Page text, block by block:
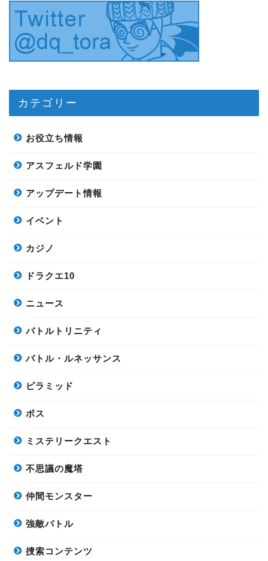
カテゴリー
お役立ち情報
アスフェルド学園
アップデート情報
イベント
カジノ
ドラクエ10
ニュース
バトルトリニティ
バトル・ルネッサンス
ピラミッド
ボス
ミステリークエスト
不思議の魔塔
仲間モンスター
強敵バトル
捜索コンテンツ